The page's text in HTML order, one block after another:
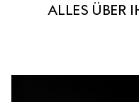
ALLES ÜBER